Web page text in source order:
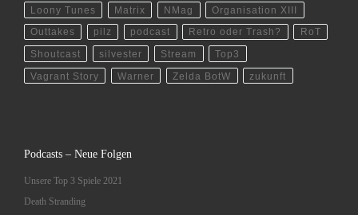
Loony Tunes Matrix NMag Organisation XIII
Outtakes pilz podcast Retro oder Trash? RoT
Shoutcast silvester Stream Top3
Vagrant Story Warner Zelda BotW zukunft
Podcasts – Neue Folgen
Unsere Top 3 Spiele 2021
Death Stranding